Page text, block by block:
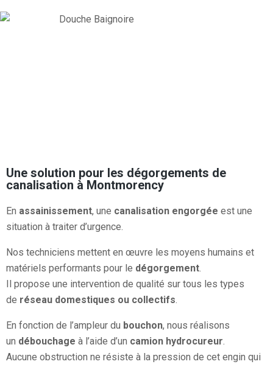
Une solution pour les dégorgements de
canalisation à Montmorency​
En assainissement, une canalisation engorgée est une
situation à traiter d’urgence.
Nos techniciens mettent en œuvre les moyens humains et
matériels performants pour le dégorgement.
Il propose une intervention de qualité sur tous les types
de réseau domestiques ou collectifs.
En fonction de l’ampleur du bouchon, nous réalisons
un débouchage à l’aide d’un camion hydrocureur.
Aucune obstruction ne résiste à la pression de cet engin qui